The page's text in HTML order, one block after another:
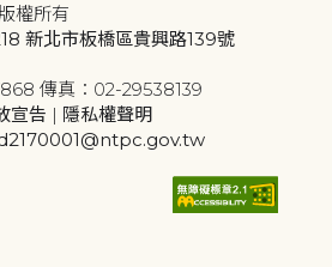
權所有
新北市板橋區貴興路139號
傳真：02-29538139
宣告 | 隱私權聲明